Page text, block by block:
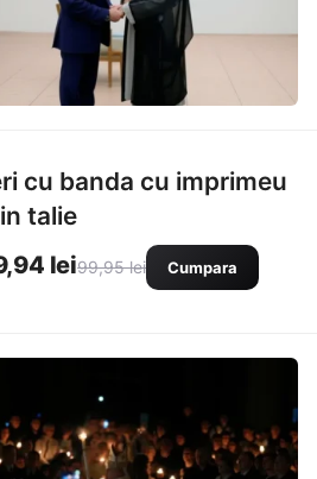
cu banda cu imprimeu
talie
lei99,95 lei Cumpara